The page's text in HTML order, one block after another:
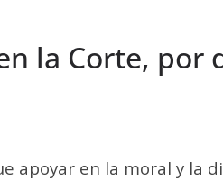
la Corte, por
apoyar en la moral y la